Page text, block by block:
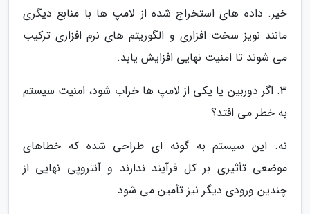
خیر. داده های استخراج شده از لامپ ها با منابع دیگری
مانند نویز سخت افزاری و الگوریتم های نرم افزاری ترکیب
می شوند تا امنیت نهایی افزایش یابد.
3. اگر دوربین یا یکی از لامپ ها خراب شود، امنیت سیستم
به خطر می افتد؟
نه. این سیستم به گونه ای طراحی شده که خطاهای
موضعی تأثیری بر کل فرآیند ندارند و آنتروپی نهایی از
چندین ورودی دیگر نیز تأمین می شود.